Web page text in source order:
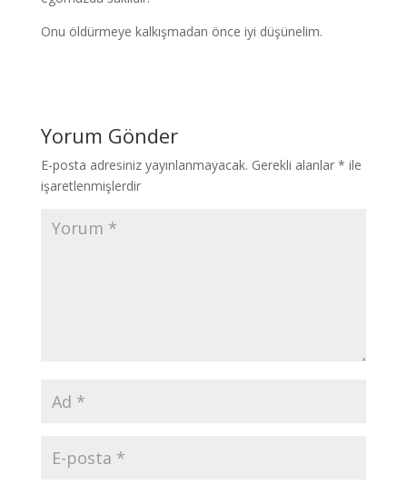
Onu öldürmeye kalkışmadan önce iyi düşünelim.
Yorum Gönder
E-posta adresiniz yayınlanmayacak. Gerekli alanlar * ile
işaretlenmişlerdir